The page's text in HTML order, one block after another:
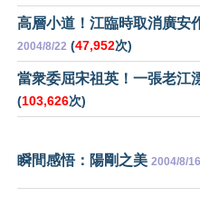
高層小道！江臨時取消廣安
2004/8/22 (47,952次)
當衆委屈宋祖英！一張老江
(103,626次)
瞬間感悟：陽剛之美 2004/8/16